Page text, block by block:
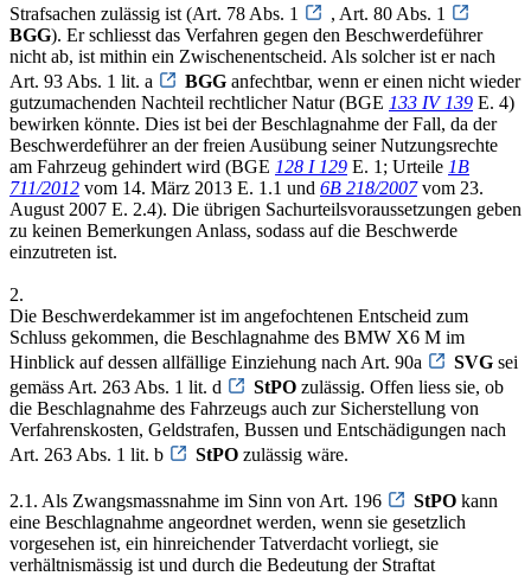
Strafsachen zulässig ist (Art. 78 Abs. 1
, Art. 80 Abs. 1
BGG). Er schliesst das Verfahren gegen den Beschwerdeführer
nicht ab, ist mithin ein Zwischenentscheid. Als solcher ist er nach
Art. 93 Abs. 1 lit. a
BGG anfechtbar, wenn er einen nicht wieder
gutzumachenden Nachteil rechtlicher Natur (BGE 133 IV 139 E. 4)
bewirken könnte. Dies ist bei der Beschlagnahme der Fall, da der
Beschwerdeführer an der freien Ausübung seiner Nutzungsrechte
am Fahrzeug gehindert wird (BGE 128 I 129 E. 1; Urteile 1B
711/2012 vom 14. März 2013 E. 1.1 und 6B 218/2007vom 23.
August 2007 E. 2.4). Die übrigen Sachurteilsvoraussetzungen geben
zu keinen Bemerkungen Anlass, sodass auf die Beschwerde
einzutreten ist.
2.
Die Beschwerdekammer ist im angefochtenen Entscheid zum
Schluss gekommen, die Beschlagnahme des BMW X6 M im
Hinblick auf dessen allfällige Einziehung nach Art. 90a
SVG sei
gemäss Art. 263 Abs. 1 lit. d
StPO zulässig. Offen liess sie, ob
die Beschlagnahme des Fahrzeugs auch zur Sicherstellung von
Verfahrenskosten, Geldstrafen, Bussen und Entschädigungen nach
Art. 263 Abs. 1 lit. b
StPO zulässig wäre.
2.1. Als Zwangsmassnahme im Sinn von Art. 196 StPO kann
eine Beschlagnahme angeordnet werden, wenn sie gesetzlich
vorgesehen ist, ein hinreichender Tatverdacht vorliegt, sie
verhältnismässig ist und durch die Bedeutung der Straftat